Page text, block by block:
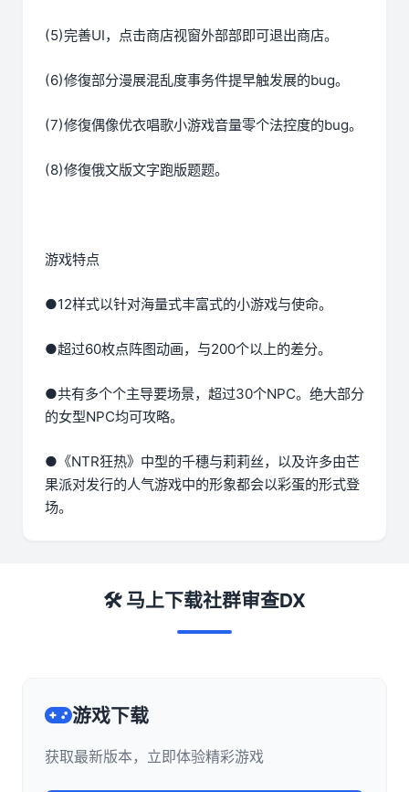
(5)完善UI，点击商店视窗外部部即可退出商店。
(6)修復部分漫展混乱度事务件提早触发展的bug。
(7)修復偶像优衣唱歌小游戏音量零个法控度的bug。
(8)修復俄文版文字跑版题题。
游戏特点
●12样式以针对海量式丰富式的小游戏与使命。
●超过60枚点阵图动画，与200个以上的差分。
●共有多个个主导要场景，超过30个NPC。绝大部分
的女型NPC均可攻略。
●《NTR狂热》中型的千穗与莉莉丝，以及许多由芒
果派对发行的人气游戏中的形象都会以彩蛋的形式登
场。
🛠️ 马上下载社群审查DX
游戏下载
获取最新版本，立即体验精彩游戏